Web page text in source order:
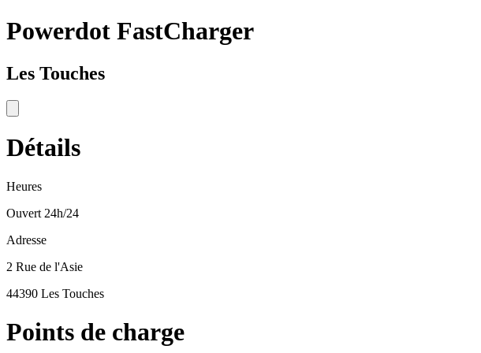
Powerdot FastCharger
Les Touches
Détails
Heures
Ouvert 24h/24
Adresse
2 Rue de l'Asie
44390 Les Touches
Points de charge